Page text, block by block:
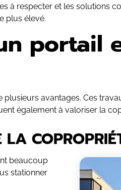
à respecter et les solutions
plus élevé.
portail
plusieurs avantages. Ces
également à valoriser la
LA
beaucoup
stationner